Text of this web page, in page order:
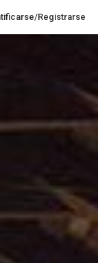
Registrarse